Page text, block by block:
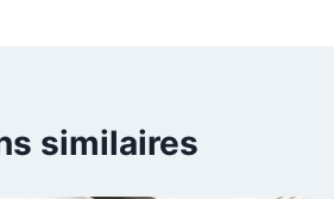
similaires